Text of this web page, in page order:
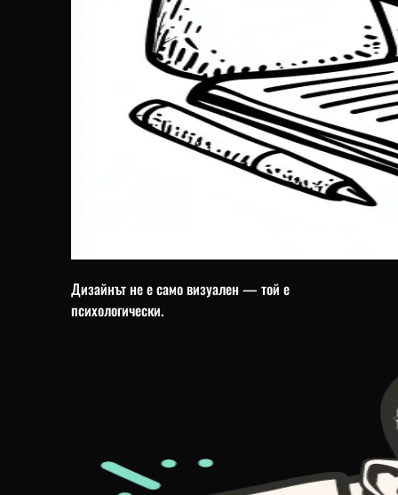
Дизайнът не е само визуален — той е
психологически.